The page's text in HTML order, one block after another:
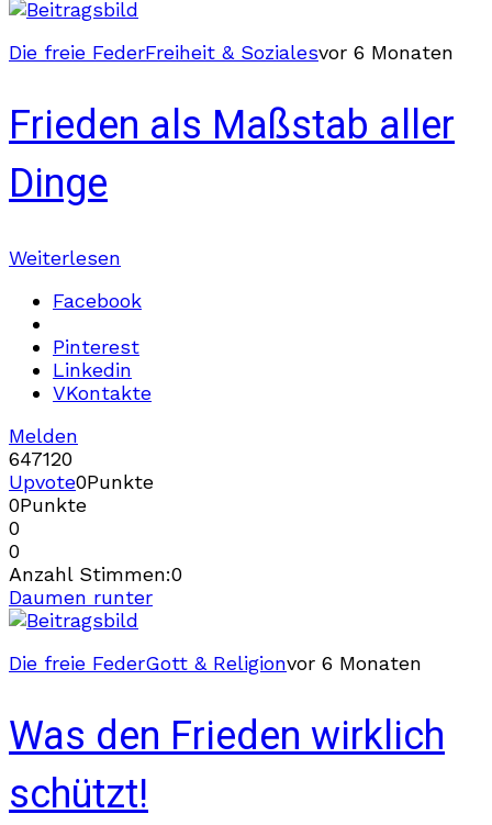
Die freie FederFreiheit & Sozialesvor 6 Monaten
Frieden als Maßstab aller
Dinge
Weiterlesen
Facebook
Pinterest
Linkedin
VKontakte
Melden
647120
Upvote0Punkte
0Punkte
0
0
Anzahl Stimmen:0
Daumen runter
Die freie FederGott & Religionvor 6 Monaten
Was den Frieden wirklich
schützt!